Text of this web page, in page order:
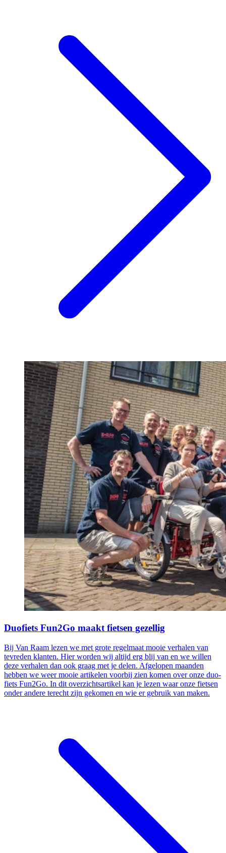
Duofiets Fun2Go maakt fietsen gezellig
Bij Van Raam lezen we met grote regelmaat mooie verhalen van
tevreden klanten. Hier worden wij altijd erg blij van en we willen
deze verhalen dan ook graag met je delen. Afgelopen maanden
hebben we weer mooie artikelen voorbij zien komen over onze duo-
fiets Fun2Go. In dit overzichtsartikel kan je lezen waar onze fietsen
onder andere terecht zijn gekomen en wie er gebruik van maken.